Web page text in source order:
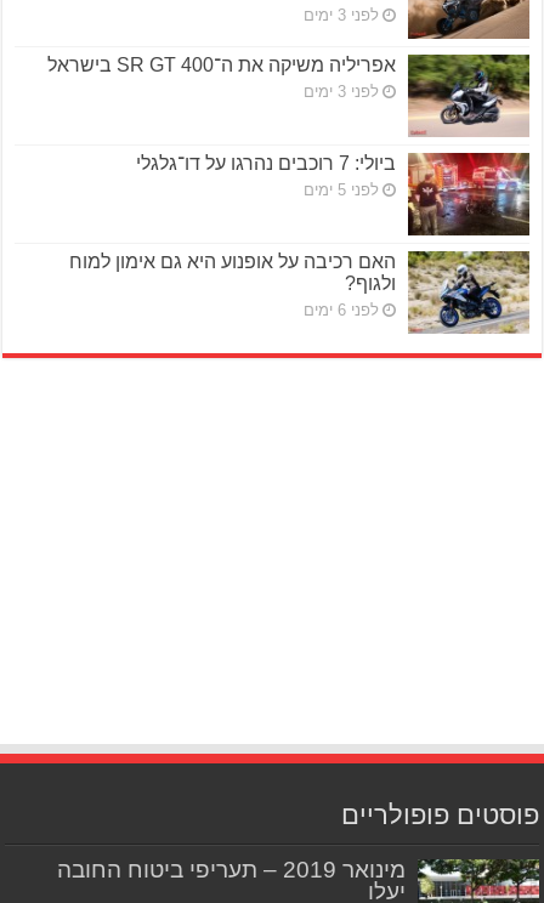
לפני 3 ימים
אפריליה משיקה את ה־SR GT 400 בישראל
לפני 3 ימים
ביולי: 7 רוכבים נהרגו על דו־גלגלי
לפני 5 ימים
האם רכיבה על אופנוע היא גם אימון למוח
ולגוף?
לפני 6 ימים
פוסטים פופולריים
מינואר 2019 – תעריפי ביטוח החובה
יעלו